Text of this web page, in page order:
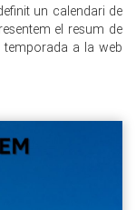
un calendari de
el resum de
temporada a la web